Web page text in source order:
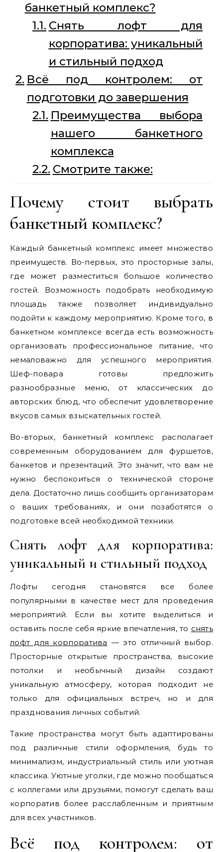
банкетный комплекс?
Снять лофт для
корпоратива: уникальный
и стильный подход
Всё под контролем: от
подготовки до завершения
Преимущества выбора
нашего банкетного
комплекса
Смотрите также:
Почему стоит выбрать
банкетный комплекс?
Каждый банкетный комплекс имеет множество
преимуществ. Во-первых, это просторные залы,
где может разместиться большое количество
гостей. Возможность подобрать необходимую
площадь также позволяет индивидуально
подойти к каждому мероприятию. Кроме того, в
банкетном комплексе всегда есть возможность
организовать профессиональное питание, что
немаловажно для успешного мероприятия.
Шеф-повара готовы предложить
разнообразные меню, от классических до
авторских блюд, что обеспечит удовлетворение
вкусов самых взыскательных гостей.
Во-вторых, банкетный комплекс располагает
современным оборудованием для фуршетов,
банкетов и презентаций. Это значит, что вам не
нужно беспокоиться о технической стороне
дела. Достаточно лишь сообщить организаторам
о ваших требованиях, и они позаботятся о
подготовке всей необходимой техники.
Снять лофт для корпоратива:
уникальный и стильный подход
Лофты сегодня становятся все более
популярными в качестве мест для проведения
мероприятий. Если вы хотите выделиться и
оставить после себя яркие впечатления, то снять
лофт для корпоратива — это отличный выбор.
Просторные открытые пространства, высокие
потолки и необычный дизайн создают
уникальную атмосферу, которая подходит не
только для официальных встреч, но и для
празднования личных событий.
Такие пространства могут быть адаптированы
под различные стили оформления, будь то
минимализм, индустриальный стиль или уютная
классика. Уютные уголки, где можно пообщаться
с коллегами или друзьями, помогут сделать ваш
корпоратив более расслабленным и приятным
для всех участников.
Всё под контролем: от